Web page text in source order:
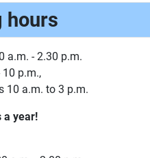
hours
a.m. - 2.30 p.m.
p.m.,
10 a.m. to 3 p.m.
a year!